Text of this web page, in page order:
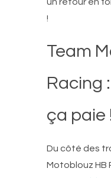
!
Team
Racing
ça paie
Du côté des
Motoblouz HB